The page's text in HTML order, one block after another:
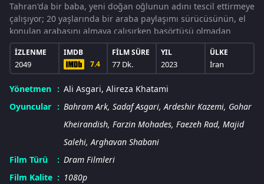
Tahran'da bir baba, yeni doğan oğlunun adını tescil ettirmeye
çalışıyor; 20 yaşlarında bir araba paylaşımı sürücüsünün, el
konulan arabasını almaya çalışırken başörtüsü olmadan
kameralara yakalanması; şiir dövmeli bir adam ehliyet almak
için başvuruyor; Yaşlı bir kadın, çok sevdiği köpeğinin geri
verilmesi için polise yalvarıyor. İyi seyirler!
Yönetmen
Ali Asgari, Alireza Khatami
Oyuncular
Bahram Ark, Sadaf Asgari,Ardeshir Kazemi, Gohar
Kheirandish, Farzin Mohades, Faezeh Rad, Majid
Salehi,Arghavan Shabani
Film Türü
Dram Filmleri
Film Kalite
1080p
İZLENME
2049
IMDB
7.4
FILM SÜRE
77 Dk.
YIL
2023
ÜLKE
İran